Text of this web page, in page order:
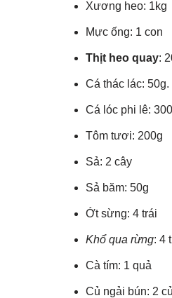
Xương heo: 1kg
Mực ống: 1 con
Thịt heo quay:
Cá thác lác: 50g.
Cá lóc phi lê:
Tôm tươi: 200g
Sả: 2 cây
Sả băm: 50g
Ớt sừng: 4 trái
Khổ qua rừng: 4
Cà tím: 1 quả
Củ ngải bún: 2 củ